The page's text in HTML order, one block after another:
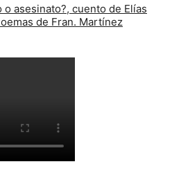
o asesinato?, cuento de Elías
de Fran. Martínez